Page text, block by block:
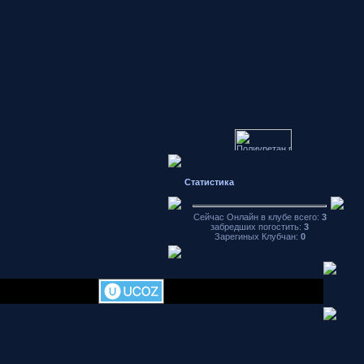
Японские
форум
Hondamotor.ru
частное фото
хранение
Статистика
Сейчас Онлайн в клубе всего: 3
забредших погостить: 3
Зарегиных Клубчан: 0